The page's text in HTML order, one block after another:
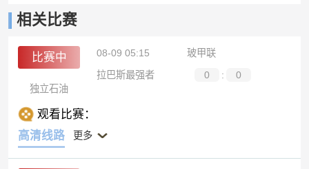
相关比赛
比赛中 08-09 05:15
玻甲联
拉巴斯最强者
0 :
0
独立石油
观看比赛：
高清线路
更多